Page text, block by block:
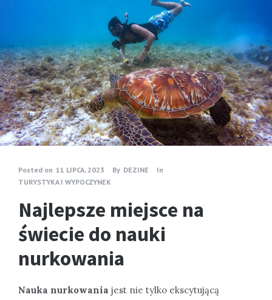
Posted on 11 LIPCA, 2023 By DEZINE
In
TURYSTYKA I WYPOCZYNEK
Najlepsze miejsce na
świecie do nauki
nurkowania
Nauka nurkowania jest nie tylko ekscytującą